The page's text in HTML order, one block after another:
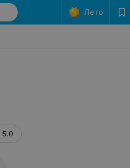
Лето
5.0